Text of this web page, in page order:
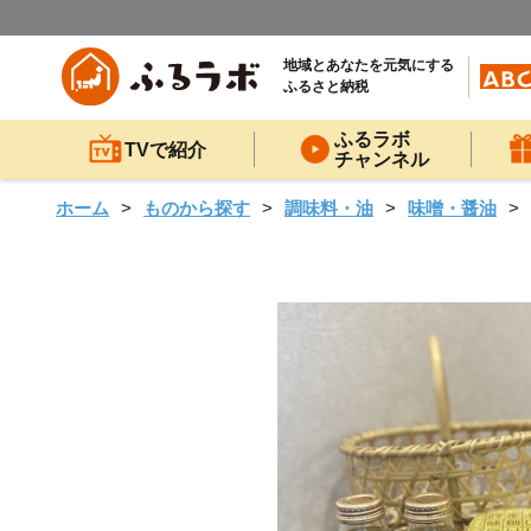
地域とあなたを元気にする
ふるさと納税
TVで紹介
ふるラボ
チャンネル
ホーム ものから探す 調味料・油 味噌・醤油